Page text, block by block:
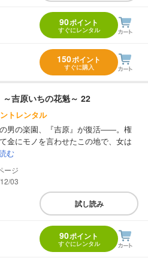
90ポイント
すぐにレンタル
150ポイント
すぐに購入
～吉原いちの花魁～ 22
トレンタル
男の楽園、『吉原』が復活――。権
金にモノを言わせたこの地で、女は
む
03
試し読み
90ポイント
すぐにレンタル